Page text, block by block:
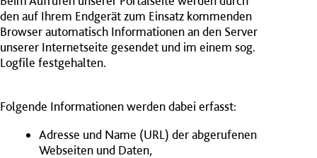
den auf Ihrem Endgerät zum Einsatz kommenden
Browser automatisch Informationen an den Server
unserer Internetseite gesendet und im einem sog.
Logfile festgehalten.
Folgende Informationen werden dabei erfasst:
Adresse und Name (URL) der abgerufenen
Webseiten und Daten,